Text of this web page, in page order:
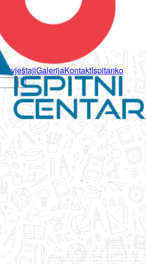
IzvještajiGalerijaKontaktIspitanko